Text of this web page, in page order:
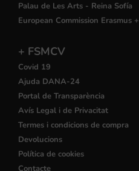
Palau de Les Arts - Reina Sofía
European Commission Erasmus +
+ FSMCV
Covid 19
Ajuda DANA-24
Portal de Transparència
Avís Legal i de Privacitat
Termes i condicions de compra
Devolucions
Política de cookies
Contacte